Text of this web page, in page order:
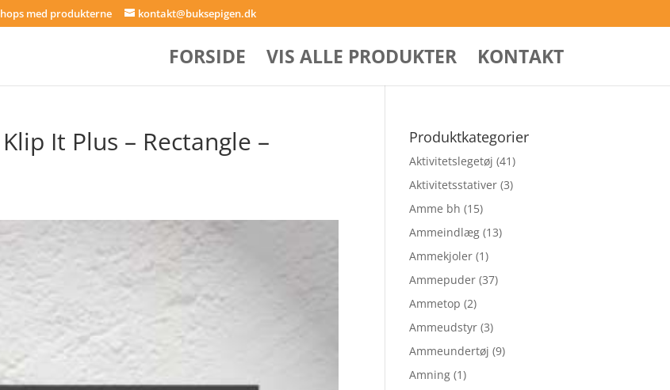
med produkterne kontakt@buksepigen.dk
FORSIDE VIS ALLE PRODUKTER KONTAKT
It Plus – Rectangle – Produktkategorier
Aktivitetslegetøj (41)
Aktivitetsstativer (3)
Amme bh (15)
Ammeindlæg (13)
Ammekjoler (1)
Ammepuder (37)
Ammetop (2)
Ammeudstyr (3)
Ammeundertøj (9)
Amning (1)